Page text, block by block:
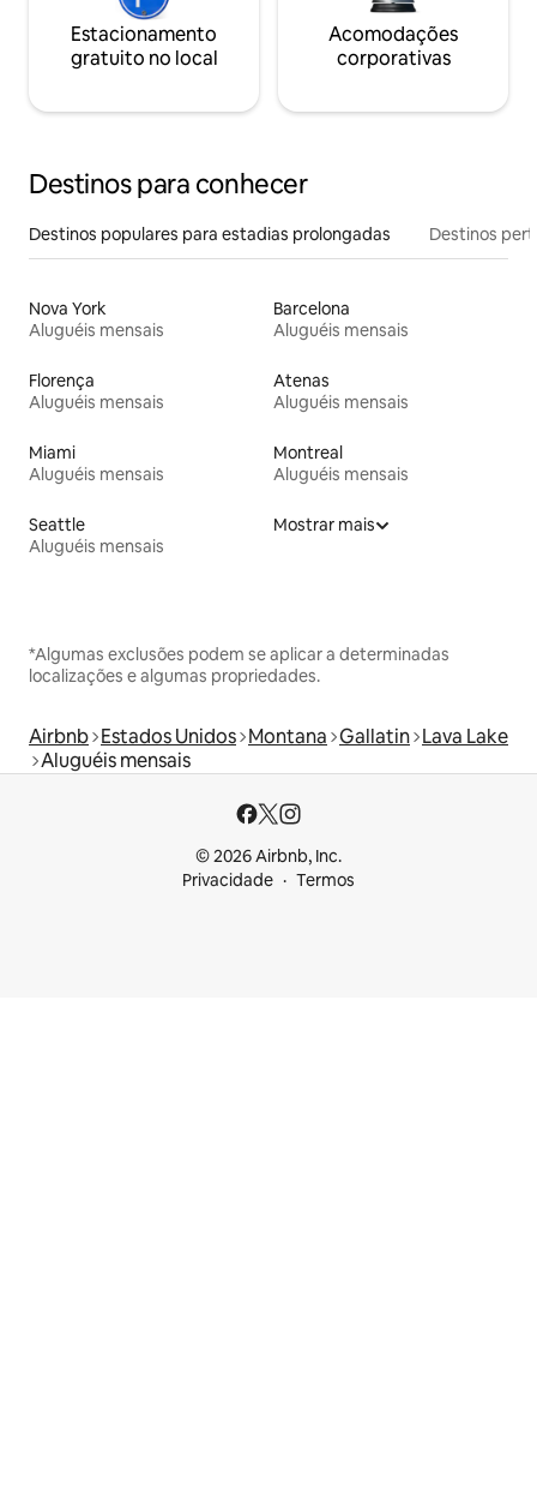
Estacionamento
gratuito no local
Acomodações
corporativas
Destinos para conhecer
Destinos populares para estadias prolongadas Destinos
Nova York
Aluguéis mensais
Barcelona
Aluguéis mensais
Florença
Aluguéis mensais
Atenas
Aluguéis mensais
Miami
Aluguéis mensais
Montreal
Aluguéis mensais
Seattle
Aluguéis mensais
Mostrar mais
*Algumas exclusões podem se aplicar a determinadas
localizações e algumas propriedades.
Airbnb Estados Unidos Montana Gallatin Lava Lake
Aluguéis mensais
© 2026 Airbnb, Inc.
Privacidade
Termos